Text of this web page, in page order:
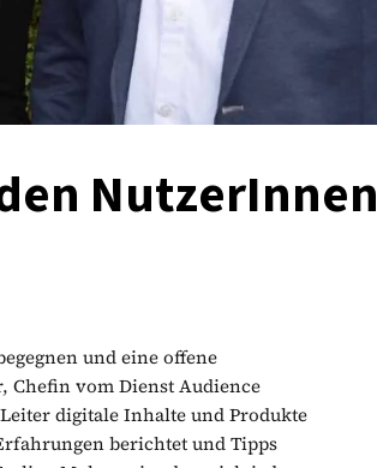
NutzerInnen
und eine offene
Chefin vom Dienst Audience
digitale Inhalte und Produkte
berichtet und Tipps